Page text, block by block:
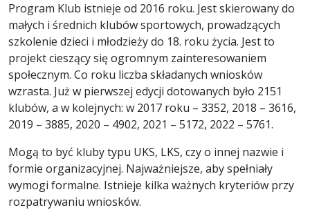
Program Klub istnieje od 2016 roku. Jest skierowany do
małych i średnich klubów sportowych, prowadzących
szkolenie dzieci i młodzieży do 18. roku życia. Jest to
projekt cieszący się ogromnym zainteresowaniem
społecznym. Co roku liczba składanych wniosków
wzrasta. Już w pierwszej edycji dotowanych było 2151
klubów, a w kolejnych: w 2017 roku – 3352, 2018 – 3616,
2019 – 3885, 2020 – 4902, 2021 – 5172, 2022 – 5761.
Mogą to być kluby typu UKS, LKS, czy o innej nazwie i
formie organizacyjnej. Najważniejsze, aby spełniały
wymogi formalne. Istnieje kilka ważnych kryteriów przy
rozpatrywaniu wniosków.